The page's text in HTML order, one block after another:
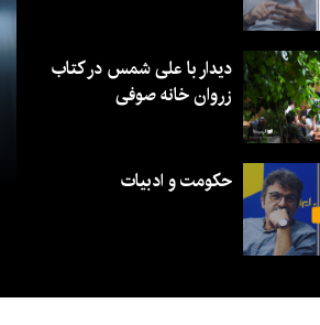
دیدار با علی شمس در کتاب
زروان خانه صوفی
حکومت و ادبیات